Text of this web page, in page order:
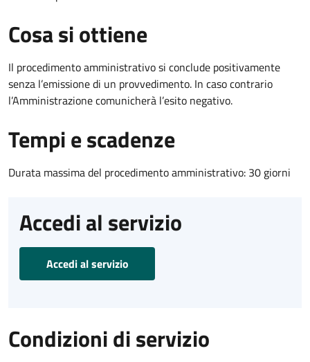
Cosa si ottiene
Il procedimento amministrativo si conclude positivamente
senza l’emissione di un provvedimento. In caso contrario
l’Amministrazione comunicherà l’esito negativo.
Tempi e scadenze
Durata massima del procedimento amministrativo: 30 giorni
Accedi al servizio
Accedi al servizio
Condizioni di servizio